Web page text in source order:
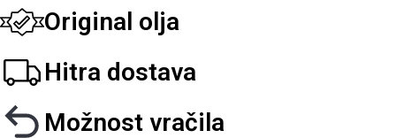
Original olja
Hitra dostava
Možnost vračila